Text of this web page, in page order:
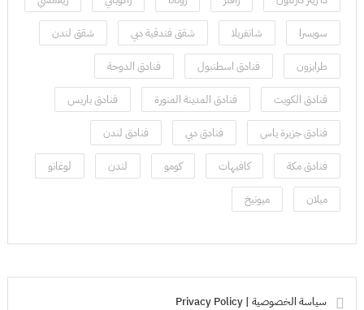
سويسرا شانغريلا شقق فندقية دبي شقق لندن
طرابزون فنادق اسطنبول فنادق الدوحة
فنادق الكويت فنادق المدينة المنورة فنادق باريس
فنادق جزيرة ياس فنادق دبي فنادق لندن
فنادق مكة كافيهات كومو لندن لوغانو
ميلان ميونيخ
سياسة الخصوصية | Privacy Policy